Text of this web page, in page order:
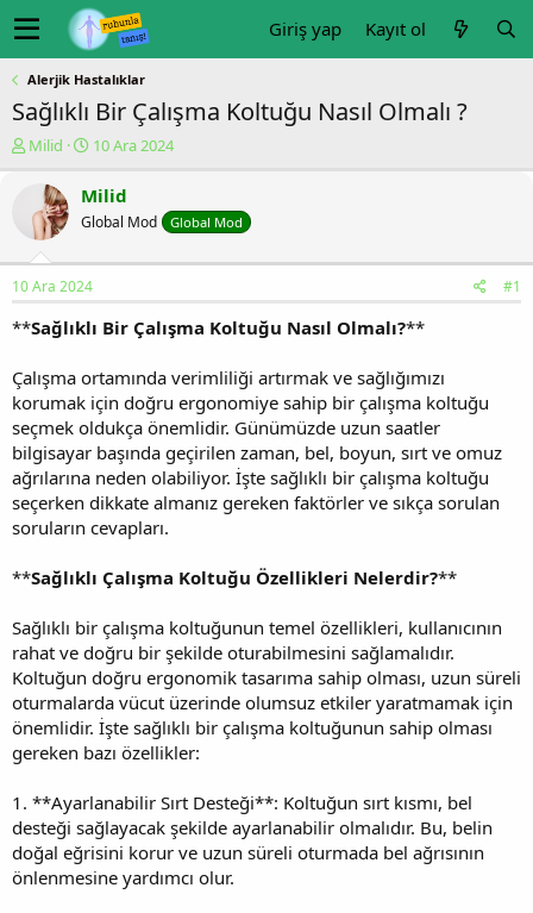
Giriş yap Kayıt ol
Alerjik Hastalıklar
Sağlıklı Bir Çalışma Koltuğu Nasıl Olmalı ?
K
u
y
b
a
l
t
a
n
Milid
B
ş
l
a
g
ı
t
r
i
h
10 Ara 2024
Milid
Global Mod Global Mod
10 Ara 2024 #1
**Sağlıklı Bir Çalışma Koltuğu Nasıl Olmalı?**
Çalışma ortamında verimliliği artırmak ve sağlığımızı
korumak için doğru ergonomiye sahip bir çalışma koltuğu
seçmek oldukça önemlidir. Günümüzde uzun saatler
bilgisayar başında geçirilen zaman, bel, boyun, sırt ve omuz
ağrılarına neden olabiliyor. İşte sağlıklı bir çalışma koltuğu
seçerken dikkate almanız gereken faktörler ve sıkça sorulan
soruların cevapları.
**Sağlıklı Çalışma Koltuğu Özellikleri Nelerdir?**
Sağlıklı bir çalışma koltuğunun temel özellikleri, kullanıcının
rahat ve doğru bir şekilde oturabilmesini sağlamalıdır.
Koltuğun doğru ergonomik tasarıma sahip olması, uzun süreli
oturmalarda vücut üzerinde olumsuz etkiler yaratmamak için
önemlidir. İşte sağlıklı bir çalışma koltuğunun sahip olması
gereken bazı özellikler:
1. **Ayarlanabilir Sırt Desteği**: Koltuğun sırt kısmı, bel
desteği sağlayacak şekilde ayarlanabilir olmalıdır. Bu, belin
doğal eğrisini korur ve uzun süreli oturmada bel ağrısının
önlenmesine yardımcı olur.